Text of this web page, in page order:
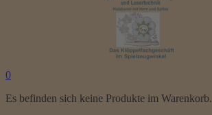
0
Es befinden sich keine Produkte im Warenkorb.